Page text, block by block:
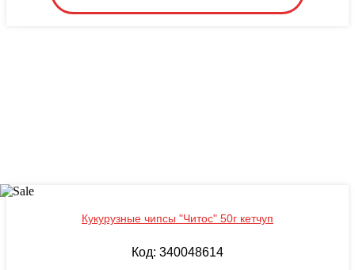
Кукурузные чипсы "Читос" 50г кетчуп
Код: 340048614